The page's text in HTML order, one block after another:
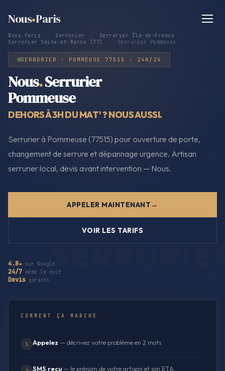
Nous Paris
Nous.Paris Serrurier Serrurier Île-de-France
Serrurier Seine-et-Marne (77)
Serrurier Pommeuse
SERRURIER · POMMEUSE 77515 · 24H/24
Nous.Serrurier
Pommeuse
DEHORS À 3H DU MAT' ? NOUS AUSSI.
Serrurier à Pommeuse (77515) pour ouverture de porte,
changement de serrure et dépannage urgence. Artisan
serrurier local, devis avant intervention — Nous.
APPELER MAINTENANT
VOIR LES TARIFS
4.8★ sur Google
24/7 même la nuit
Devis garanti
COMMENT ÇA MARCHE
1 Appelez — décrivez votre problème en 2 mots
SMS reçu — le prénom de votre artisan et son ETA